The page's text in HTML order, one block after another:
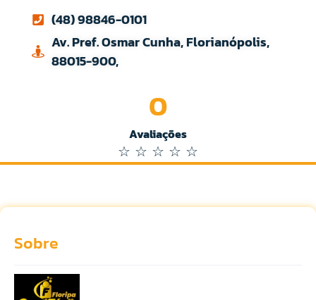
(48) 98846-0101
Av. Pref. Osmar Cunha, Florianópolis,
88015-900,
Avaliações
0
☆ ☆ ☆ ☆ ☆
Sobre